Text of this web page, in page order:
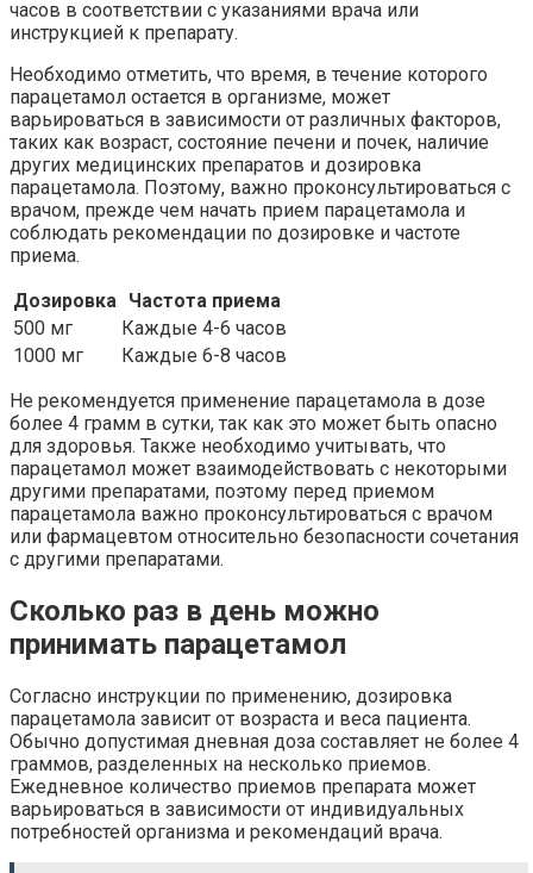
часов в соответствии с указаниями врача или
инструкцией к препарату.
Необходимо отметить, что время, в течение которого
парацетамол остается в организме, может
варьироваться в зависимости от различных факторов,
таких как возраст, состояние печени и почек, наличие
других медицинских препаратов и дозировка
парацетамола. Поэтому, важно проконсультироваться с
врачом, прежде чем начать прием парацетамола и
соблюдать рекомендации по дозировке и частоте
приема.
Дозировка Частота приема
500 мг
Каждые 4-6 часов
1000 мг
Каждые 6-8 часов
Не рекомендуется применение парацетамола в дозе
более 4 грамм в сутки, так как это может быть опасно
для здоровья. Также необходимо учитывать, что
парацетамол может взаимодействовать с некоторыми
другими препаратами, поэтому перед приемом
парацетамола важно проконсультироваться с врачом
или фармацевтом относительно безопасности сочетания
с другими препаратами.
Сколько раз в день можно
принимать парацетамол
Согласно инструкции по применению, дозировка
парацетамола зависит от возраста и веса пациента.
Обычно допустимая дневная доза составляет не более 4
граммов, разделенных на несколько приемов.
Ежедневное количество приемов препарата может
варьироваться в зависимости от индивидуальных
потребностей организма и рекомендаций врача.